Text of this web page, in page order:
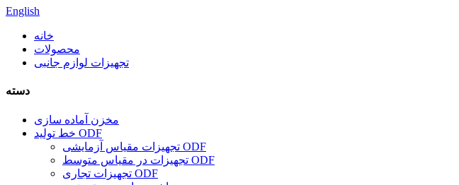
English
خانه
محصولات
تجهیزات لوازم جانبی
دسته
مخزن آماده سازی
خط تولید ODF
تجهیزات مقیاس آزمایشی ODF
تجهیزات در مقیاس متوسط ​​ODF
تجهیزات تجاری ODF